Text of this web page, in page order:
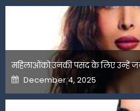
महिलाओंको उनकी पसंद के लिए उन्हें
Posted
on
December 4, 2025